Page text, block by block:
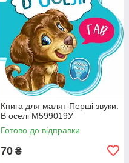
Книга для малят Перші звуки.
В оселі М599019У
Готово до відправки
70 ₴